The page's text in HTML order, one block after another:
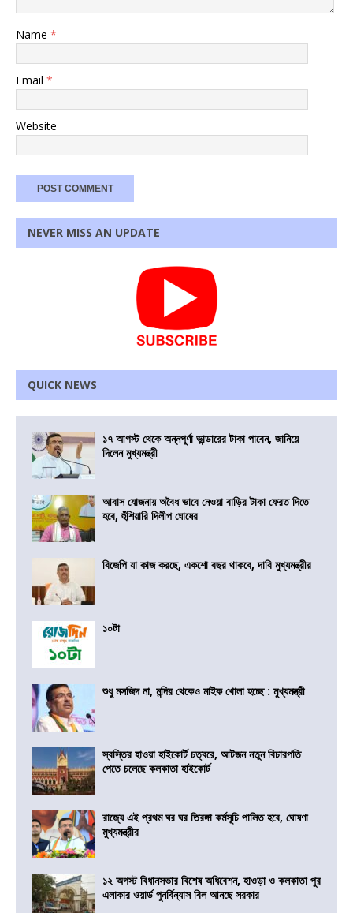
Name *
Email *
Website
NEVER MISS AN UPDATE
QUICK NEWS
১৭ আগস্ট থেকে অন্নপূর্ণা ভান্ডারের টাকা পাবেন, জানিয়ে
দিলেন মুখ্যমন্ত্রী
আবাস যোজনায় অবৈধ ভাবে নেওয়া বাড়ির টাকা ফেরত দিতে
হবে, হুঁশিয়ারি দিলীপ ঘোষের
বিজেপি যা কাজ করছে, একশো বছর থাকবে, দাবি মুখ্যমন্ত্রীর
১০টা
শুধু মসজিদ না, মন্দির থেকেও মাইক খোলা হচ্ছে : মুখ্যমন্ত্রী
স্বস্তির হাওয়া হাইকোর্ট চত্বরে, আটজন নতুন বিচারপতি
পেতে চলেছে কলকাতা হাইকোর্ট
রাজ্যে এই প্রথম ঘর ঘর তিরঙ্গা কর্মসূচি পালিত হবে, ঘোষণা
মুখ্যমন্ত্রীর
১২ অগস্ট বিধানসভার বিশেষ অধিবেশন, হাওড়া ও কলকাতা পুর
এলাকার ওয়ার্ড পুনর্বিন্যাস বিল আনছে সরকার